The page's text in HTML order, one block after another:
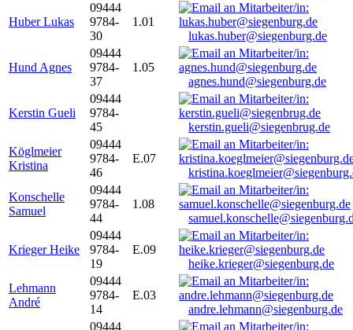
Huber Lukas
09444
9784-
30
1.01
lukas.huber@siegenburg.de
Hund Agnes
09444
9784-
37
1.05
agnes.hund@siegenburg.de
Kerstin Gueli
09444
9784-
45
kerstin.gueli@siegenbrug.de
Köglmeier
Kristina
09444
9784-
46
E.07
Konschelle
Samuel
09444
9784-
44
1.08
Krieger Heike
09444
9784-
19
E.09
heike.krieger@siegenburg.de
Lehmann
André
09444
9784-
14
E.03
andre.lehmann@siegenburg.de
09444